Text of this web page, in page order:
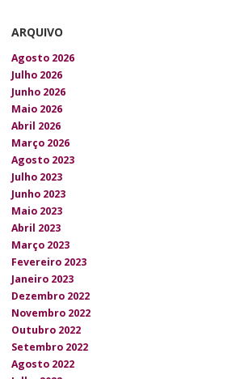
ARQUIVO
Agosto 2026
Julho 2026
Junho 2026
Maio 2026
Abril 2026
Março 2026
Agosto 2023
Julho 2023
Junho 2023
Maio 2023
Abril 2023
Março 2023
Fevereiro 2023
Janeiro 2023
Dezembro 2022
Novembro 2022
Outubro 2022
Setembro 2022
Agosto 2022